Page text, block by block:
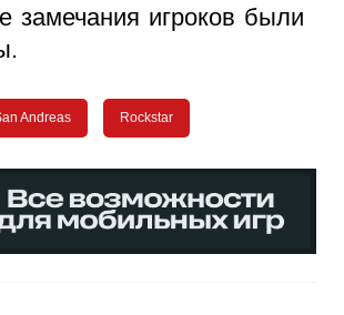
замечания игроков были
Andreas Rockstar